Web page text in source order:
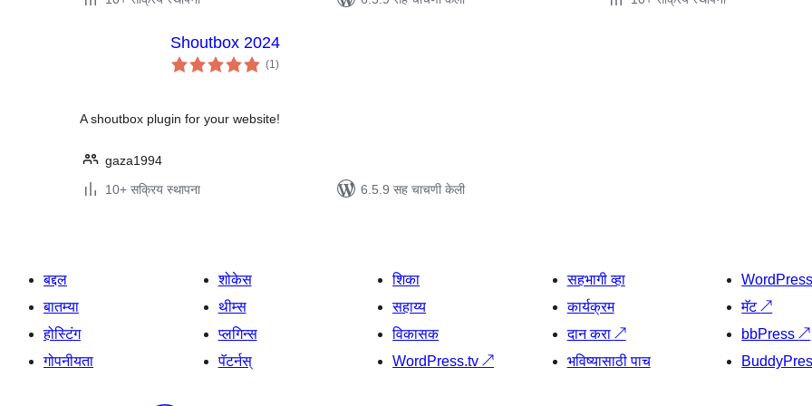
Shoutbox 2024
(1एकूण
मूल्यांकन
)
A shoutbox plugin for your website!
gaza1994
10+ सक्रिय स्थापना
6.5.9 सह चाचणी केली
बद्दल
बातम्या
होस्टिंग
गोपनीयता
शोकेस
थीम्स
प्लगिन्स
पॅटर्नस्
शिका
सहाय्य
विकासक
WordPress.tv↗
सहभागी व्हा
कार्यक्रम
दान करा ↗
भविष्यासाठी पाच
मॅट↗
bbPress↗